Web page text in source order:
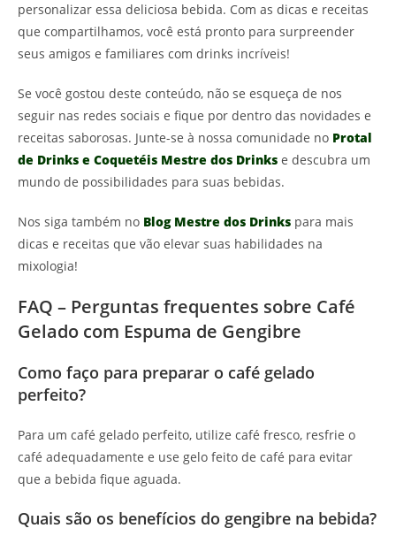
personalizar essa deliciosa bebida. Com as dicas e receitas
que compartilhamos, você está pronto para surpreender
seus amigos e familiares com drinks incríveis!
Se você gostou deste conteúdo, não se esqueça de nos
seguir nas redes sociais e fique por dentro das novidades e
receitas saborosas. Junte-se à nossa comunidade no Protal
de Drinks e Coquetéis Mestre dos Drinks e descubra um
mundo de possibilidades para suas bebidas.
Nos siga também no Blog Mestre dos Drinks para mais
dicas e receitas que vão elevar suas habilidades na
mixologia!
FAQ – Perguntas frequentes sobre Café
Gelado com Espuma de Gengibre
Como faço para preparar o café gelado
perfeito?
Para um café gelado perfeito, utilize café fresco, resfrie o
café adequadamente e use gelo feito de café para evitar
que a bebida fique aguada.
Quais são os benefícios do gengibre na bebida?